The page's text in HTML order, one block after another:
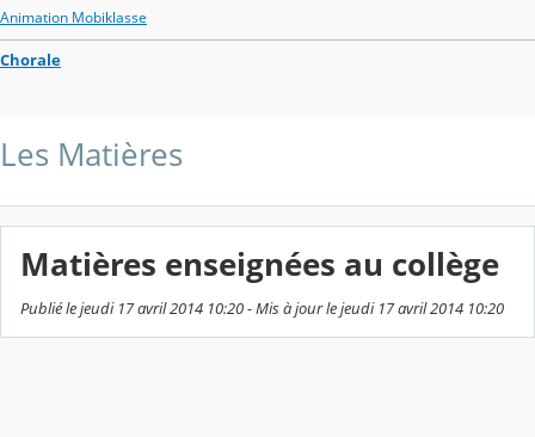
Animation Mobiklasse
Chorale
Les Matières
Matières enseignées au collège
Publié le jeudi 17 avril 2014 10:20 - Mis à jour le jeudi 17 avril 2014 10:20